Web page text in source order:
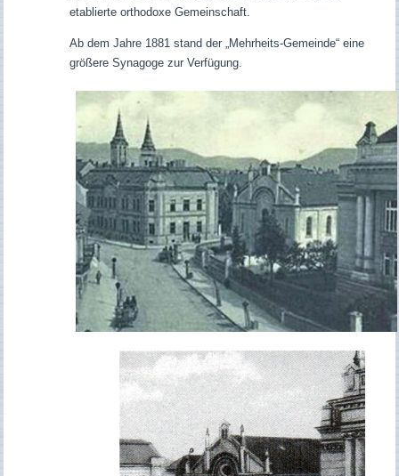
etablierte orthodoxe Gemeinschaft.
Ab dem Jahre 1881 stand der „Mehrheits-Gemeinde“ eine
größere Synagoge zur Verfügung.